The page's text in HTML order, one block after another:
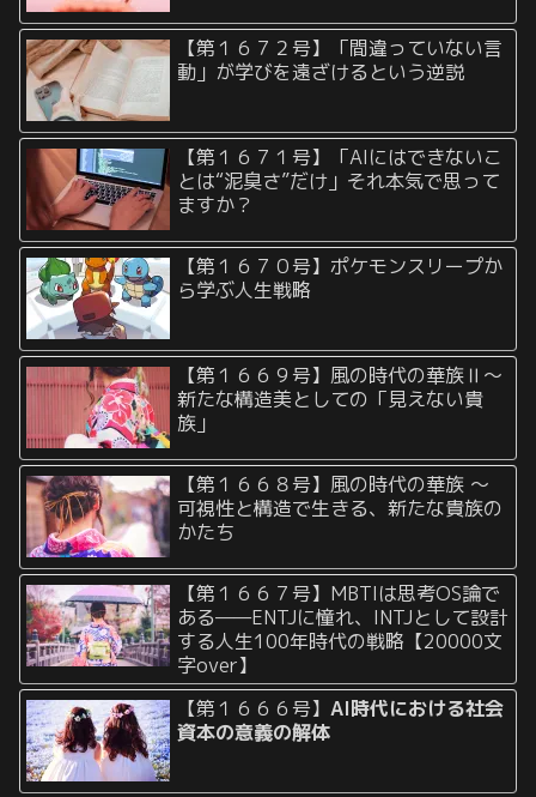
【第１６７２号】「間違っていない言
動」が学びを遠ざけるという逆説
【第１６７１号】「AIにはできないこ
とは“泥臭さ”だけ」それ本気で思って
ますか？
【第１６７０号】ポケモンスリープか
ら学ぶ人生戦略
【第１６６９号】風の時代の華族Ⅱ〜
新たな構造美としての「見えない貴
族」
【第１６６８号】風の時代の華族 〜
可視性と構造で生きる、新たな貴族の
かたち
【第１６６７号】MBTIは思考OS論で
ある——ENTJに憧れ、INTJとして設計
する人生100年時代の戦略【20000文
字over】
【第１６６６号】AI時代における社会
資本の意義の解体